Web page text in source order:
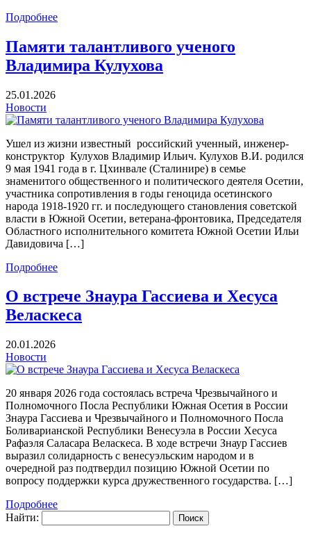
Подробнее
Памяти талантливого ученого
Владимира Кулухова
25.01.2026
Новости
Ушел из жизни известный российский ученный, инженер-
конструктор Кулухов Владимир Ильич. Кулухов В.И. родился
9 мая 1941 года в г. Цхинвале (Сталинире) в семье
знаменитого общественного и политического деятеля Осетии,
участника сопротивления в годы геноцида осетинского
народа 1918-1920 гг. и последующего становления советской
власти в Южной Осетии, ветерана-фронтовика, Председателя
Областного исполнительного комитета Южной Осетии Ильи
Давидовича […]
Подробнее
О встрече Знаура Гассиева и Хесуса
Веласкеса
20.01.2026
Новости
20 января 2026 года состоялась встреча Чрезвычайного и
Полномочного Посла Республики Южная Осетия в России
Знаура Гассиева и Чрезвычайного и Полномочного Посла
Боливарианской Республики Венесуэла в России Хесуса
Рафаэля Саласара Веласкеса. В ходе встречи Знаур Гассиев
выразил солидарность с венесуэльским народом и в
очередной раз подтвердил позицию Южной Осетии по
вопросу поддержки курса дружественного государства. […]
Подробнее
Найти: